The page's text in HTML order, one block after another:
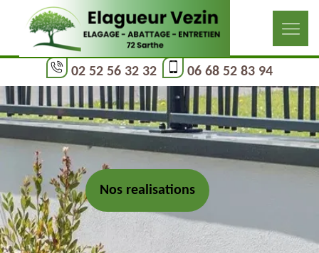
02 52 56 32 32 06 68 52 83 94
Nos realisations